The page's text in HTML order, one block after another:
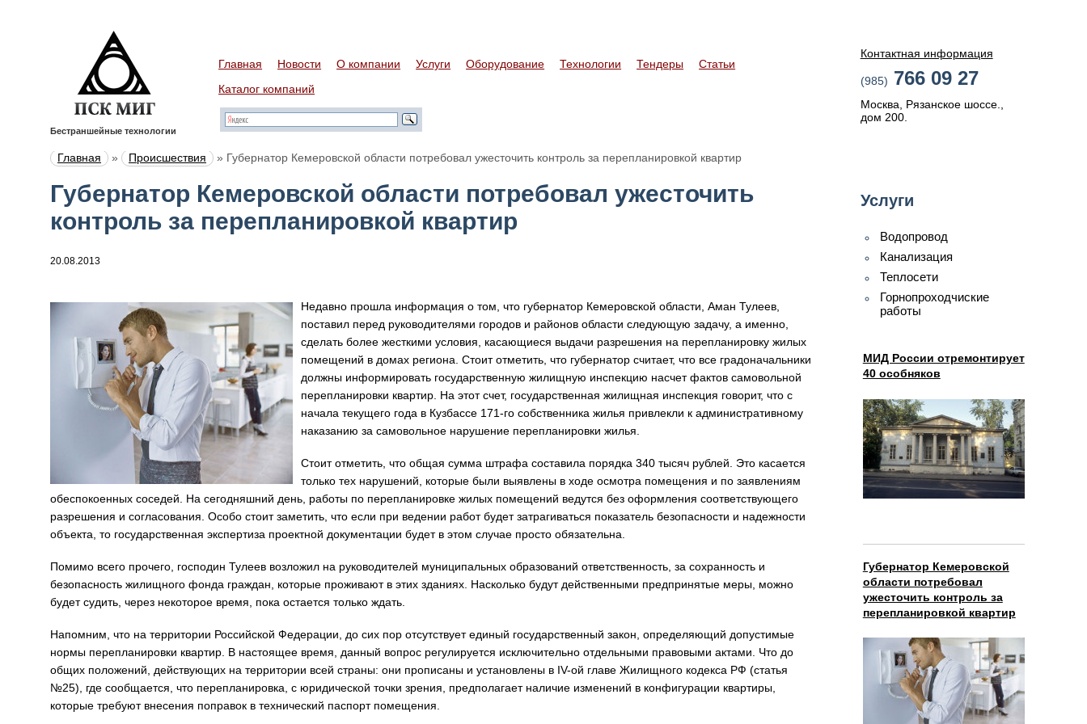
Бестраншейные технологии
Контактная информация
(985) 766 09 27
Москва, Рязанское шоссе.,
дом 200.
Главная Новости О компании Услуги Оборудование Технологии Тендеры
Статьи
Каталог компаний
Услуги
Водопровод
Канализация
Теплосети
Горнопроходчиские
работы
МИД России отремонтирует
40 особняков
Губернатор Кемеровской
области потребовал
ужесточить контроль за
перепланировкой квартир
Главная » Происшествия » Губернатор Кемеровской области потребовал ужесточить контроль за перепланировкой квартир
Губернатор Кемеровской области потребовал ужесточить
контроль за перепланировкой квартир
20.08.2013
Недавно прошла информация о том, что губернатор Кемеровской области, Аман Тулеев,
поставил перед руководителями городов и районов области следующую задачу, а именно,
сделать более жесткими условия, касающиеся выдачи разрешения на перепланировку жилых
помещений в домах региона. Стоит отметить, что губернатор считает, что все градоначальники
должны информировать государственную жилищную инспекцию насчет фактов самовольной
перепланировки квартир. На этот счет, государственная жилищная инспекция говорит, что с
начала текущего года в Кузбассе 171-го собственника жилья привлекли к административному
наказанию за самовольное нарушение перепланировки жилья.
Стоит отметить, что общая сумма штрафа составила порядка 340 тысяч рублей. Это касается
только тех нарушений, которые были выявлены в ходе осмотра помещения и по заявлениям
обеспокоенных соседей. На сегодняшний день, работы по перепланировке жилых помещений ведутся без оформления соответствующего
разрешения и согласования. Особо стоит заметить, что если при ведении работ будет затрагиваться показатель безопасности и надежности
объекта, то государственная экспертиза проектной документации будет в этом случае просто обязательна.
Помимо всего прочего, господин Тулеев возложил на руководителей муниципальных образований ответственность, за сохранность и
безопасность жилищного фонда граждан, которые проживают в этих зданиях. Насколько будут действенными предпринятые меры, можно
будет судить, через некоторое время, пока остается только ждать.
Напомним, что на территории Российской Федерации, до сих пор отсутствует единый государственный закон, определяющий допустимые
нормы перепланировки квартир. В настоящее время, данный вопрос регулируется исключительно отдельными правовыми актами. Что до
общих положений, действующих на территории всей страны: они прописаны и установлены в IV-ой главе Жилищного кодекса РФ (статья
№25), где сообщается, что перепланировка, с юридической точки зрения, предполагает наличие изменений в конфигурации квартиры,
которые требуют внесения поправок в технический паспорт помещения.